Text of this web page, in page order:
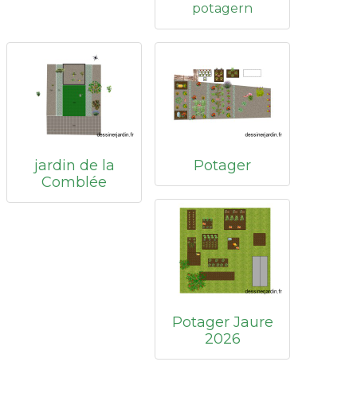
potagern
jardin de la
Comblée
Potager
Potager Jaure
2026